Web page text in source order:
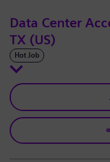
Data Center
TX (US)
Hot Job